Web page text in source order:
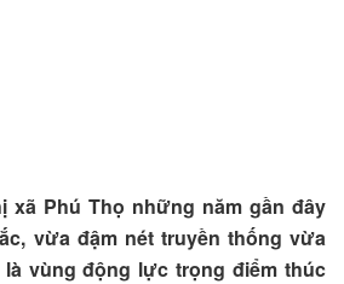
xã Phú Thọ những năm gần đây
vừa đậm nét truyền thống vừa
là vùng động lực trọng điểm thúc